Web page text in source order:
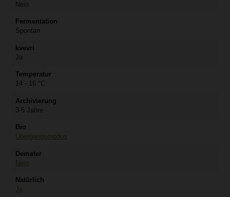
Nein
Fermentation
Spontan
kvevri
Ja
Temperatur
14 - 16 °C
Archivierung
3-5 Jahre
Bio
Übergangsmodus
Demeter
Nein
Natürlich
Ja